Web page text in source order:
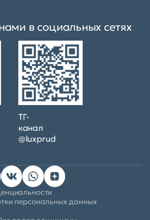
персональных данных
в социальных сетях
ТГ-
канал
@luxprud